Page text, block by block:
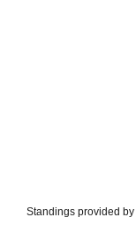
Standings provided by